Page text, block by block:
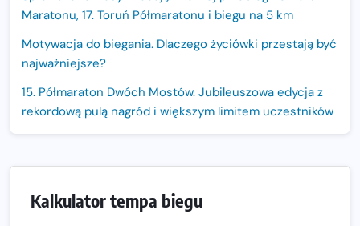
Maratonu, 17. Toruń Półmaratonu i biegu na 5 km
Motywacja do biegania. Dlaczego życiówki przestają być
najważniejsze?
15. Półmaraton Dwóch Mostów. Jubileuszowa edycja z
rekordową pulą nagród i większym limitem uczestników
Oficjalna koszulka LOTTO 25. Poznań Maratonu!
Kalkulator tempa biegu